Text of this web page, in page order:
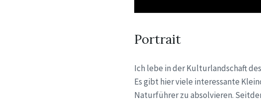
Portrait
Ich lebe in der Kulturlandschaft
Es gibt hier viele interessante
Naturführer zu absolvieren.